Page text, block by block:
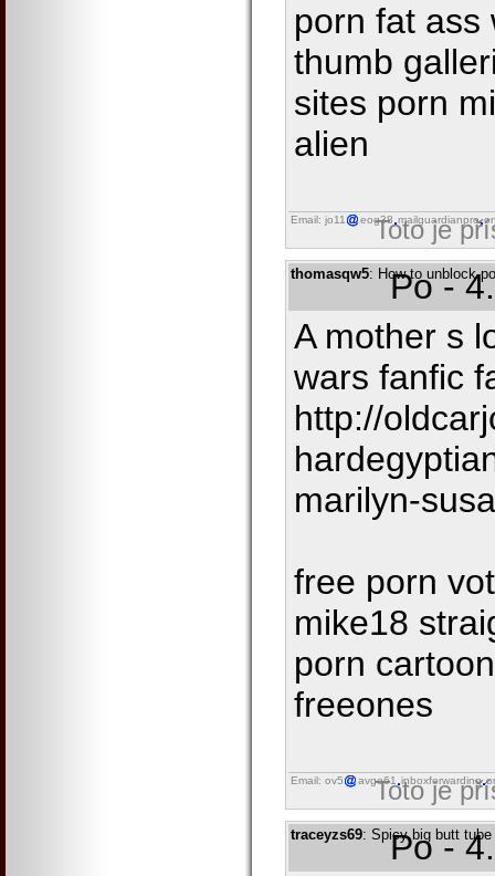
porn fat ass
thumb
sites porn
alien
Email: jo11 eog38 mailguardianpro
Toto je
thomasqw5: How to unblock
Po -
A mother s
wars fanfic
http://
marilyn-
free porn
mike18
porn
freeones
Email: ov5 avgo61 inboxforwarding
Toto je
traceyzs69: Spicy big butt
Po -